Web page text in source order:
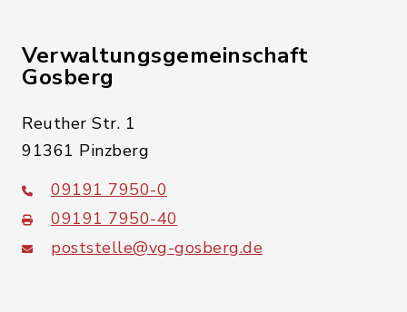
Verwaltungsgemeinschaft
Gosberg
Reuther Str. 1
91361 Pinzberg
09191 7950-0
09191 7950-40
poststelle@vg-gosberg.de